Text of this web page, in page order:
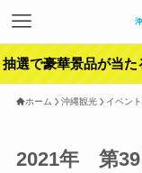
抽選で豪華景品が当た
ホーム 沖縄観光 イベン
2021年 第39